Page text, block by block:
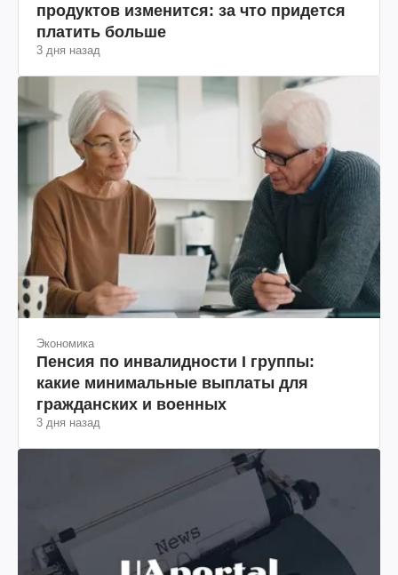
продуктов изменится: за что придется
платить больше
3 дня назад
Экономика
Пенсия по инвалидности I группы:
какие минимальные выплаты для
гражданских и военных
3 дня назад